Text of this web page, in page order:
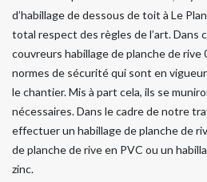
d’habillage de dessous de toit à Le
total respect des règles de l’art. Dans
couvreurs habillage de planche de
normes de sécurité qui sont en
le chantier. Mis à part cela, ils se
nécessaires. Dans le cadre de notre
effectuer un habillage de planche de
de planche de rive en PVC ou un
zinc.